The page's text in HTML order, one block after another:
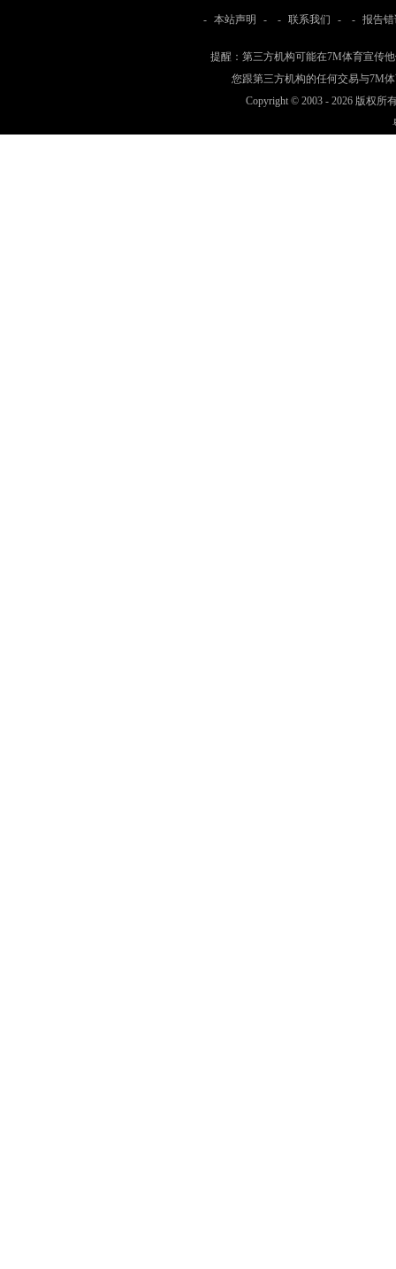
- 本站声明 - - 联系我们 - - 报告
提醒：第三方机构可能在7M体育宣传
您跟第三方机构的任何交易与7M
Copyright © 2003 - 2026 版权所